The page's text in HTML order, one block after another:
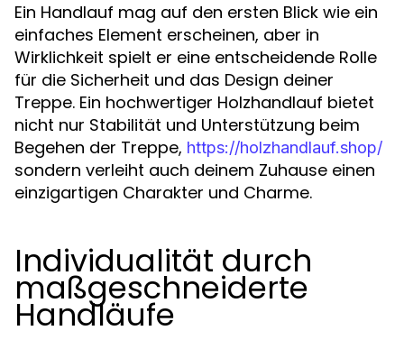
Ein Handlauf mag auf den ersten Blick wie ein
einfaches Element erscheinen, aber in
Wirklichkeit spielt er eine entscheidende Rolle
für die Sicherheit und das Design deiner
Treppe. Ein hochwertiger Holzhandlauf bietet
nicht nur Stabilität und Unterstützung beim
Begehen der Treppe, https://holzhandlauf.shop/
sondern verleiht auch deinem Zuhause einen
einzigartigen Charakter und Charme.
Individualität durch
maßgeschneiderte
Handläufe